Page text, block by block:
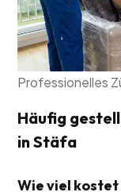
Professionelles
Häufig
in Stäfa
Wie viel